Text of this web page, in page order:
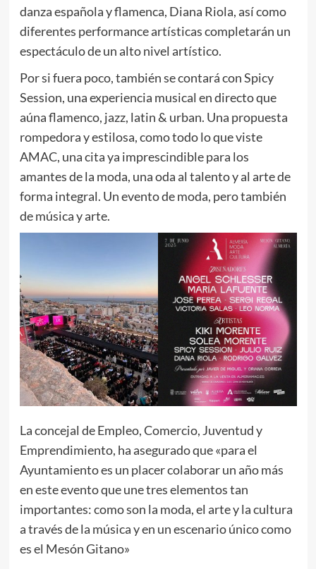
danza española y flamenca, Diana Riola, así como
diferentes performance artísticas completarán un
espectáculo de un alto nivel artístico.
Por si fuera poco, también se contará con Spicy
Session, una experiencia musical en directo que
aúna flamenco, jazz, latin & urban. Una propuesta
rompedora y estilosa, como todo lo que viste
AMAC, una cita ya imprescindible para los
amantes de la moda, una oda al talento y al arte de
forma integral. Un evento de moda, pero también
de música y arte.
La concejal de Empleo, Comercio, Juventud y
Emprendimiento, ha asegurado que «para el
Ayuntamiento es un placer colaborar un año más
en este evento que une tres elementos tan
importantes: como son la moda, el arte y la cultura
a través de la música y en un escenario único como
es el Mesón Gitano»